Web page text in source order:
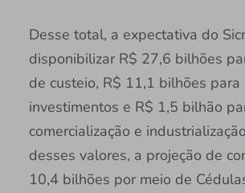
Desse total, a expectativa do
disponibilizar R$ 27,6 bilhões
de custeio, R$ 11,1 bilhões para
investimentos e R$ 1,5 bilhão
comercialização e
desses valores, a projeção de
10,4 bilhões por meio de